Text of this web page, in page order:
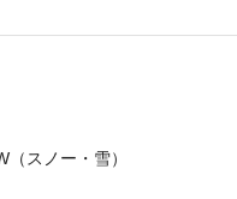
スノー・雪）